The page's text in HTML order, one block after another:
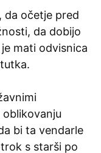
da očetje pred
da dobijo
mati odvisnica
bi ta vendarle
s starši po